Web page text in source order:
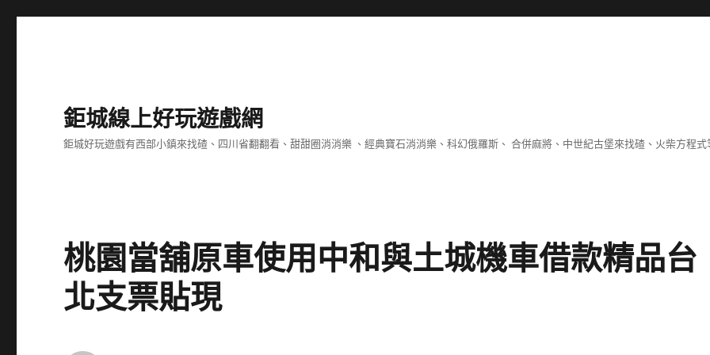
鉅城線上好玩遊戲網
鉅城好玩遊戲有西部小鎮來找碴、四川省翻翻看、甜甜圈消消樂 、經典寶石消消樂、科幻俄羅斯、 合併麻將、中世紀古堡來找碴、火柴方程式
桃園當舖原車使用中和與土城機車借款精品台
北支票貼現